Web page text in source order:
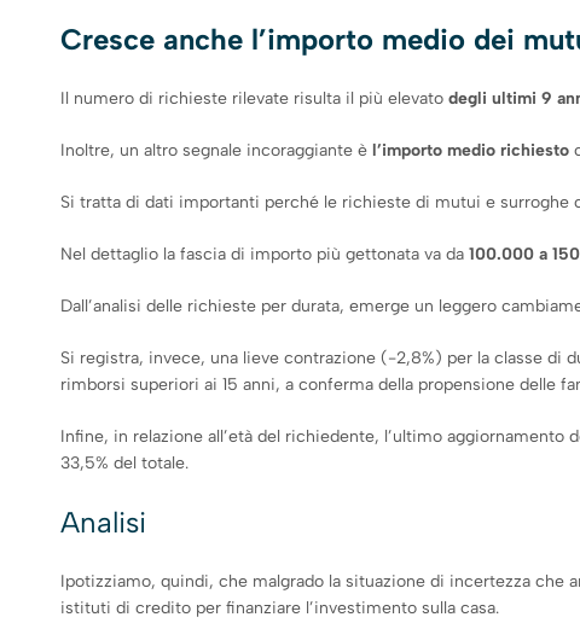
Cresce anche l’importo medio dei
Il numero di richieste rilevate risulta il più elevato degli ultimi 9
Inoltre, un altro segnale incoraggiante è l’importo medio richiesto
Si tratta di dati importanti perché le richieste di mutui e surroghe
Nel dettaglio la fascia di importo più gettonata va da 100.000 a
Dall’analisi delle richieste per durata, emerge un leggero
Si registra, invece, una lieve contrazione (-2,8%) per la classe di
rimborsi superiori ai 15 anni, a conferma della propensione delle
Infine, in relazione all’età del richiedente, l’ultimo aggiornamento
33,5% del totale.
Analisi
Ipotizziamo, quindi, che malgrado la situazione di incertezza che
istituti di credito per finanziare l’investimento sulla casa.